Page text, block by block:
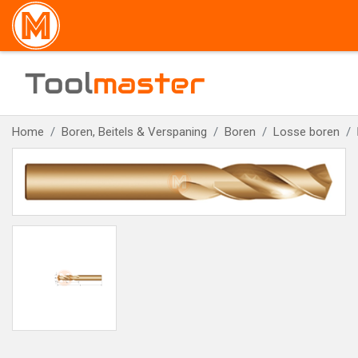
Toolmaster
Home Boren, Beitels & Verspaning Boren Losse boren